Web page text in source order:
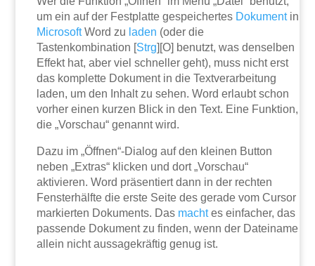
um ein auf der Festplatte gespeichertes Dokumentin
MicrosoftWord zu laden (oder die
Tastenkombination [ Strg ][O] benutzt, was denselben
Effekt hat, aber viel schneller geht), muss nicht erst
das komplette Dokument in die Textverarbeitung
laden, um den Inhalt zu sehen. Word erlaubt schon
vorher einen kurzen Blick in den Text. Eine Funktion,
die „Vorschau“ genannt wird.
Dazu im „Öffnen“-Dialog auf den kleinen Button
neben „Extras“ klicken und dort „Vorschau“
aktivieren. Word präsentiert dann in der rechten
Fensterhälfte die erste Seite des gerade vom Cursor
markierten Dokuments. Das machtes einfacher, das
passende Dokument zu finden, wenn der Dateiname
allein nicht aussagekräftig genug ist.